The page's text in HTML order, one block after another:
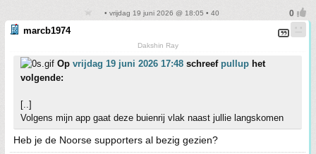
• vrijdag 19 juni 2026 @ 18:05 • 40
marcb1974
Dakshin Ray
Op vrijdag 19 juni 2026 17:48 schreef pullup het
volgende:
[..]
Volgens mijn app gaat deze buienrij vlak naast jullie langskomen
Heb je de Noorse supporters al bezig gezien?